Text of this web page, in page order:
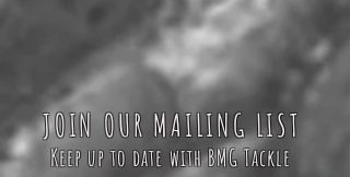
JOIN OUR MAILING LIST
Keep up to date with BMG Tackle